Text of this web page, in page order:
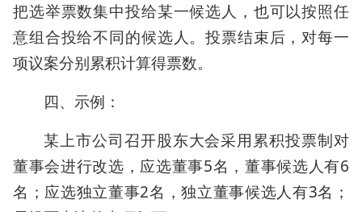
把选举票数集中投给某一候选人，也可以按照任
意组合投给不同的候选人。投票结束后，对每一
项议案分别累积计算得票数。
四、示例：
某上市公司召开股东大会采用累积投票制对
董事会进行改选，应选董事5名，董事候选人有6
名；应选独立董事2名，独立董事候选人有3名；